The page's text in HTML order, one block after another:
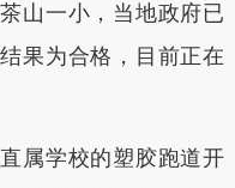
一小，当地政府已
果为合格，目前正在
学校的塑胶跑道开